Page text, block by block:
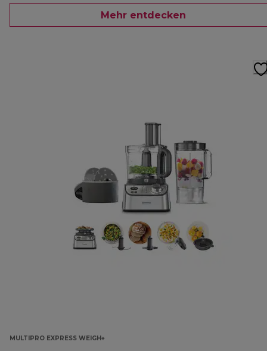
Mehr entdecken
MULTIPRO EXPRESS WEIGH+